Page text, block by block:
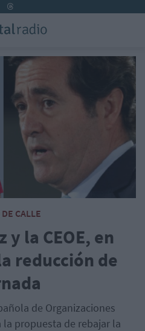
CALLE
y la CEOE, en
reducción de
de Organizaciones
la propuesta de rebajar la